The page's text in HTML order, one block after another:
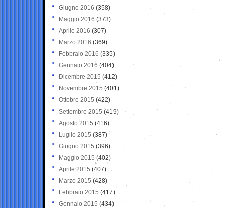
Giugno 2016 (358)
Maggio 2016 (373)
Aprile 2016 (307)
Marzo 2016 (369)
Febbraio 2016 (335)
Gennaio 2016 (404)
Dicembre 2015 (412)
Novembre 2015 (401)
Ottobre 2015 (422)
Settembre 2015 (419)
Agosto 2015 (416)
Luglio 2015 (387)
Giugno 2015 (396)
Maggio 2015 (402)
Aprile 2015 (407)
Marzo 2015 (428)
Febbraio 2015 (417)
Gennaio 2015 (434)